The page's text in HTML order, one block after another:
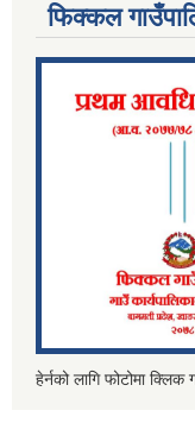
फिक्कल
हेर्नको लागि फोटोमा क्लिक